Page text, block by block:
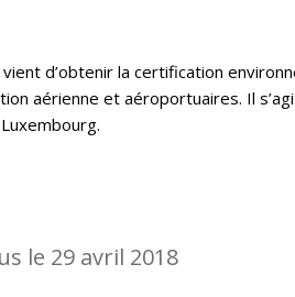
d’obtenir la certification
aérienne et aéroportuaires. Il
le 29 avril 2018